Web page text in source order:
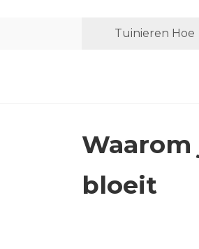
Tuinieren Hoe
bloeit